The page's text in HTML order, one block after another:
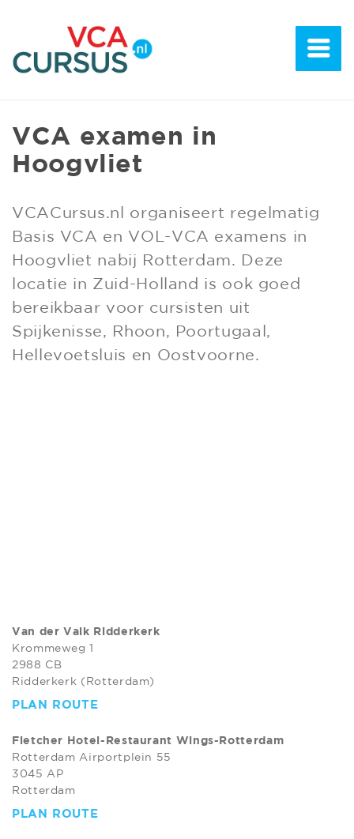
VCA examen in
Hoogvliet
VCACursus.nl organiseert regelmatig
Basis VCA en VOL-VCA examens in
Hoogvliet nabij Rotterdam. Deze
locatie in Zuid-Holland is ook goed
bereikbaar voor cursisten uit
Spijkenisse, Rhoon, Poortugaal,
Hellevoetsluis en Oostvoorne.
Van der Valk Ridderkerk
Krommeweg 1
2988 CB
Ridderkerk (Rotterdam)
PLAN ROUTE
Fletcher Hotel-Restaurant Wings-Rotterdam
Rotterdam Airportplein 55
3045 AP
Rotterdam
PLAN ROUTE